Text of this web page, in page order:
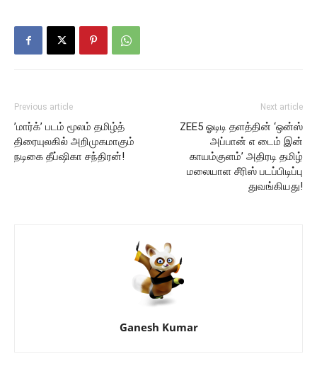
Previous article
’மார்க்’ படம் மூலம் தமிழ்த்
திரையுலகில் அறிமுகமாகும்
நடிகை தீப்ஷிகா சந்திரன்!
Next article
ZEE5 ஓடிடி தளத்தின் ‘ஒன்ஸ்
அப்பான் எ டைம் இன்
காயம்குளம்’ அதிரடி தமிழ்
மலையாள சீரிஸ் படப்பிடிப்பு
துவங்கியது!
Ganesh Kumar